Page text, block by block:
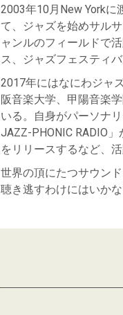
2003年10 月 New Yorkに
て、ジャズを始めサル
ャンルのフィールドで
ス、ジャズフェスティ
2017年にはなにわジャ
阪音楽大学、甲陽音楽
いる。自身がパーソナ
JAZZ-PHONIC RADIO
をリリースするなど、
世界の頂にたつサウン
聴き逃すわけにはいかな